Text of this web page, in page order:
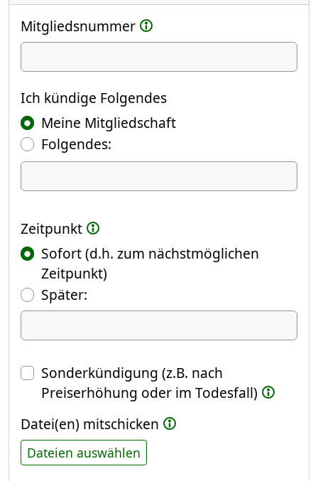
Mitgliedsnummer
Ich kündige
Ich kündige Folgendes
Meine Mitgliedschaft
Folgendes:
Ich kündige Folgendes
Zeitpunkt
Sofort (d.h. zum nächstmöglichen
Zeitpunkt)
Später:(Fokus springt automatisch ins
Datum
Sonderkündigung (z.B. nach
Preiserhöhung oder im Todesfall)
Datei(en) mitschicken
Dateien auswählen